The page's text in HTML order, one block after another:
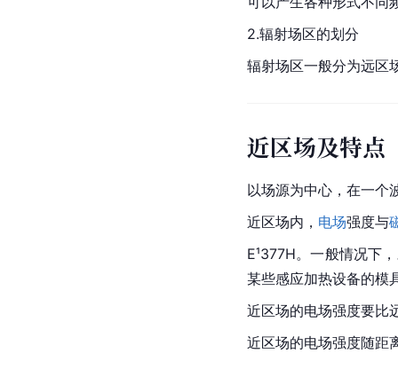
2.辐射场区的划分
辐射场区一般分为远区
近区场及特点
以场源为中心，在一个
近区场内， 电场强度与
E¹377H。一般情况下
某些感应加热设备的模
近区场的电场强度要比
近区场的电场强度随距